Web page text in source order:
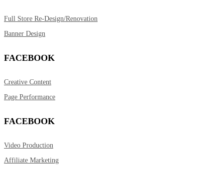
Full Store Re-Design/Renovation
Banner Design
FACEBOOK
Creative Content
Page Performance
FACEBOOK
Video Production
Affiliate Marketing